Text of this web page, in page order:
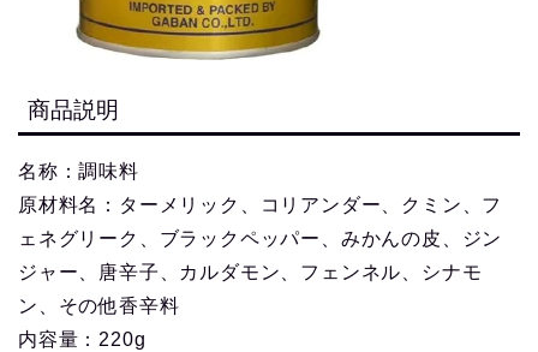
商品説明
名称：調味料
原材料名：ターメリック、コリアンダー、クミン、フ
ェネグリーク、ブラックペッパー、みかんの皮、ジン
ジャー、唐辛子、カルダモン、フェンネル、シナモ
ン、その他香辛料
内容量：220g